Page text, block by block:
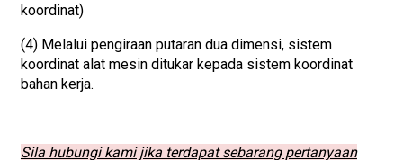
koordinat)
(4) Melalui pengiraan putaran dua dimensi, sistem
koordinat alat mesin ditukar kepada sistem koordinat
bahan kerja.
Sila hubungi kami jika terdapat sebarang pertanyaan